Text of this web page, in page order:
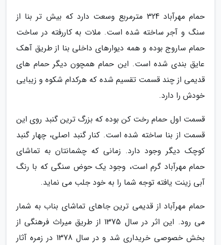
حمام مهرآباد 324 مترمربع وسعت دارد که بیش تر بنا از
سنگ و آجر ساخته شده است. ملات به کاررفته در ساخت
حمام ساروج بوده و همه دیوارهای داخلی بنا از طریق آهک
عایق بندی شده است. این حمام همچون دیگر حمام های
قدیمی از چند قسمت تقسیم شده که هرکدام شکوه و زیبایی
خودش را دارد.
قسمت اول حمام رخت کن بوده که بزرگ ترین گنبد روی این
قسمت از بنا ساخته شده است. کنار گنبد اصلی، چهار گنبد
کوچک دیگر وجود دارد. زمانی که چشمانتان به تماشای
حمام مهرآباد گرم است، وجود یک حوض سنگی که با رنگ
آبی زینت یافته توجه شما را به خود جلب می نماید.
حمام مهرآباد از قدیمی ترین جاهای تماشای بناب به شمار
می رود. این اثر در سال 1375 از طریق میراث فرهنگی از
بخش خصوصی خریداری شد و در سال 1378 در زمره آثار